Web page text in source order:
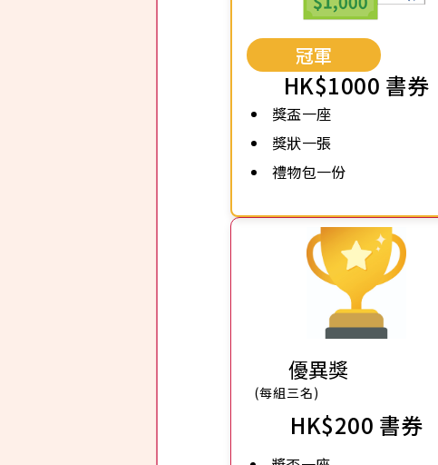
冠軍
HK$1000 書券
獎盃一座
獎狀一張
禮物包一份
優異獎
(每組三名)
HK$200 書券